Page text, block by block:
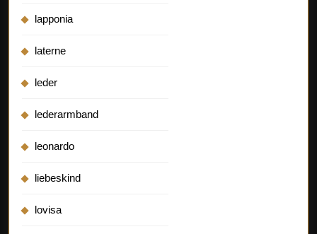
lapponia
laterne
leder
lederarmband
leonardo
liebeskind
lovisa